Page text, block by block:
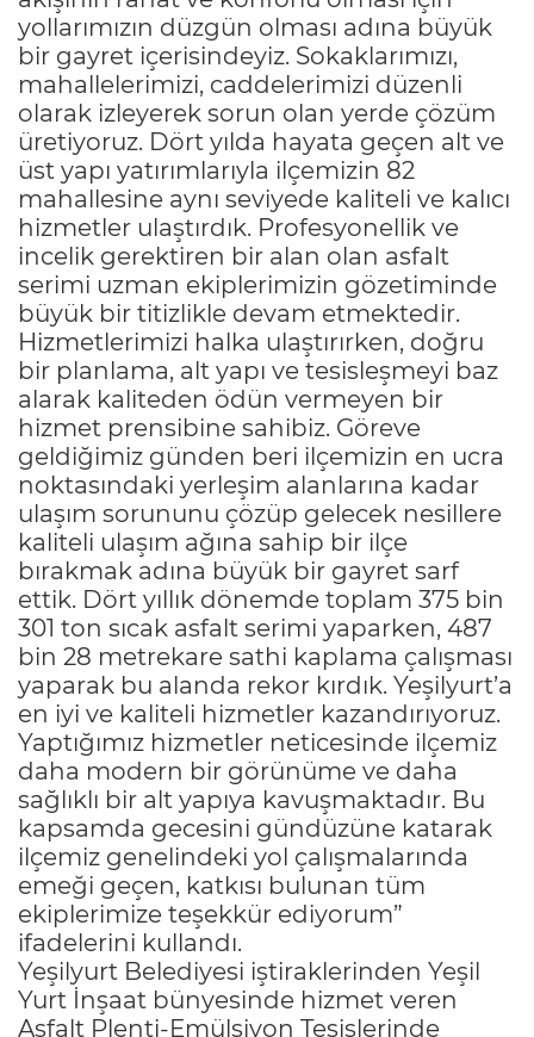
yollarımızın düzgün olması adına büyük
bir gayret içerisindeyiz. Sokaklarımızı,
mahallelerimizi, caddelerimizi düzenli
olarak izleyerek sorun olan yerde çözüm
üretiyoruz. Dört yılda hayata geçen alt ve
üst yapı yatırımlarıyla ilçemizin 82
mahallesine aynı seviyede kaliteli ve kalıcı
hizmetler ulaştırdık. Profesyonellik ve
incelik gerektiren bir alan olan asfalt
serimi uzman ekiplerimizin gözetiminde
büyük bir titizlikle devam etmektedir.
Hizmetlerimizi halka ulaştırırken, doğru
bir planlama, alt yapı ve tesisleşmeyi baz
alarak kaliteden ödün vermeyen bir
hizmet prensibine sahibiz. Göreve
geldiğimiz günden beri ilçemizin en ucra
noktasındaki yerleşim alanlarına kadar
ulaşım sorununu çözüp gelecek nesillere
kaliteli ulaşım ağına sahip bir ilçe
bırakmak adına büyük bir gayret sarf
ettik. Dört yıllık dönemde toplam 375 bin
301 ton sıcak asfalt serimi yaparken, 487
bin 28 metrekare sathi kaplama çalışması
yaparak bu alanda rekor kırdık. Yeşilyurt’a
en iyi ve kaliteli hizmetler kazandırıyoruz.
Yaptığımız hizmetler neticesinde ilçemiz
daha modern bir görünüme ve daha
sağlıklı bir alt yapıya kavuşmaktadır. Bu
kapsamda gecesini gündüzüne katarak
ilçemiz genelindeki yol çalışmalarında
emeği geçen, katkısı bulunan tüm
ekiplerimize teşekkür ediyorum”
ifadelerini kullandı.
Yeşilyurt Belediyesi iştiraklerinden Yeşil
Yurt İnşaat bünyesinde hizmet veren
Asfalt Plenti-Emülsiyon Tesislerinde